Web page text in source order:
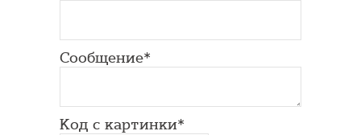
Сообщение*
Код с картинки*